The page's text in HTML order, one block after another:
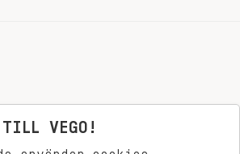
TILL VEGO!